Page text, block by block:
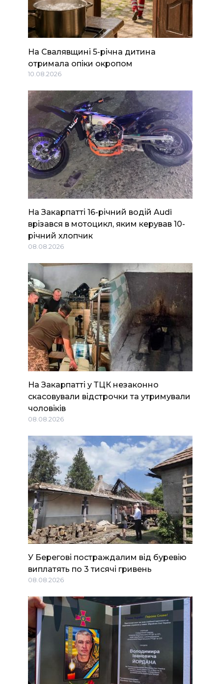
На Свалявщині 5-річна дитина
отримала опіки окропом
10.08.2026
На Закарпатті 16-річний водій Audi
врізався в мотоцикл, яким керував 10-
річний хлопчик
08.08.2026
На Закарпатті у ТЦК незаконно
скасовували відстрочки та утримували
чоловіків
08.08.2026
У Берегові постраждалим від буревію
виплатять по 3 тисячі гривень
08.08.2026